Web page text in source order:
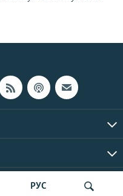
РУС
| Усі права застережено.